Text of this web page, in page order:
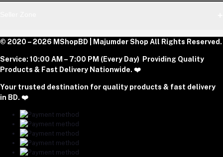
Phone
+8801977197994
majumdershop77@gmail.com
Track Order
Become A Seller
Download Seller App
© 2020 – 2026 MShopBD | Majumder Shop All Rights Reserved.
Service: 10:00 AM – 7:00 PM (Every Day) Providing Quality
Products & Fast Delivery Nationwide. ❤️
Your trusted destination for quality products & fast delivery
in BD. ❤️